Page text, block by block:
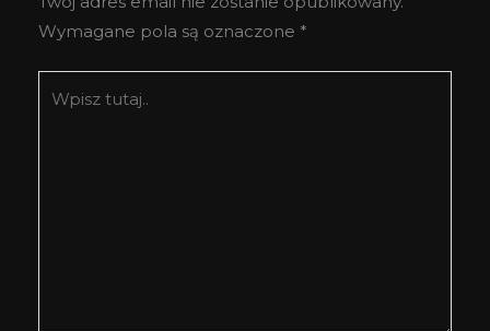
Wymagane pola są oznaczone *
tutaj..